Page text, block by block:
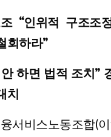
“인위적 구조조
회하라”
하면 법적 조치”
치
서비스노동조합(